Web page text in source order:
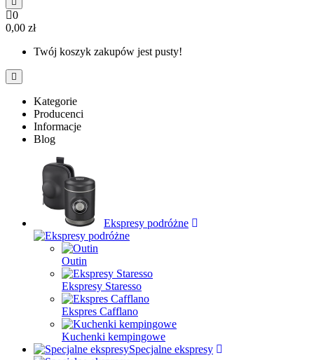
0
0,00 zł
Twój koszyk zakupów jest pusty!
Kategorie
Producenci
Informacje
Blog
Ekspresy podróżne
Outin
Ekspresy Staresso
Ekspres Cafflano
Kuchenki kempingowe
Specjalne ekspresy